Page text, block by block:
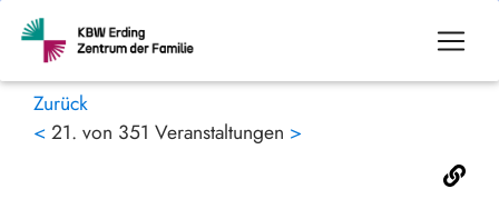
Zurück
< 21. von 351 Veranstaltungen >